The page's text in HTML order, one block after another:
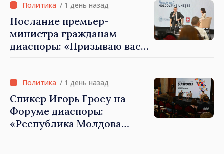
/ 1 день назад
Послание премьер-
министра гражданам
диаспоры: «Призываю вас
Молдова» / 1 день назад
Спикер Игорь Гросу на
Форуме диаспоры:
«Республика Молдова